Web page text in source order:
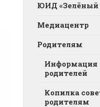
ЮИД «Зелёный
Медиацентр
Родителям
Информация
родителей
Копилка
родителям